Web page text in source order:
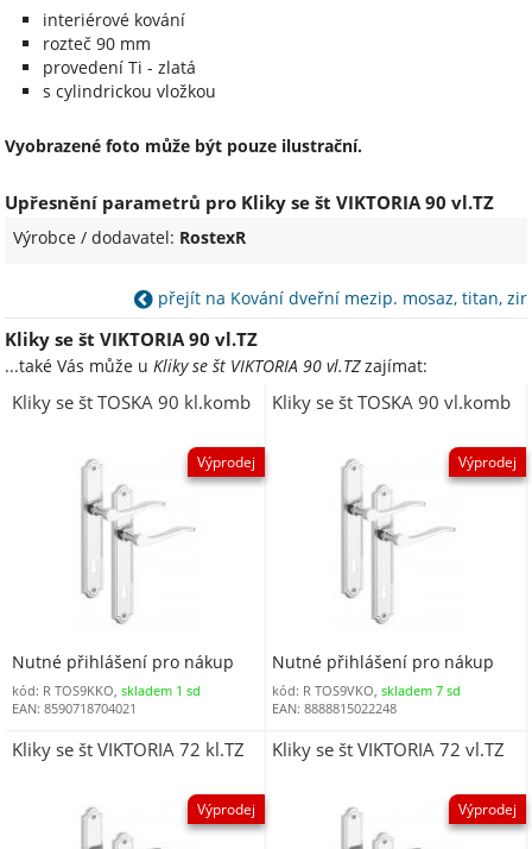
interiérové kování
rozteč 90 mm
provedení Ti - zlatá
s cylindrickou vložkou
Vyobrazené foto může být pouze ilustrační.
Upřesnění parametrů pro Kliky se št VIKTORIA 90 vl.TZ
Výrobce / dodavatel: RostexR
přejít na Kování dveřní mezip. mosaz, titan, zir
Kliky se št VIKTORIA 90 vl.TZ
...také Vás může u Kliky se št VIKTORIA 90 vl.TZzajímat:
Kliky se št TOSKA 90 kl.komb
Výprodej
Nutné přihlášení pro nákup
kód: R TOS9KKO, skladem 1 sd
EAN: 8590718704021
Kliky se št TOSKA 90 vl.komb
Výprodej
Nutné přihlášení pro nákup
kód: R TOS9VKO,skladem 7 sd
EAN: 8888815022248
Kliky se št VIKTORIA 72 kl.TZ
Výprodej
Kliky se št VIKTORIA 72 vl.TZ
Výprodej